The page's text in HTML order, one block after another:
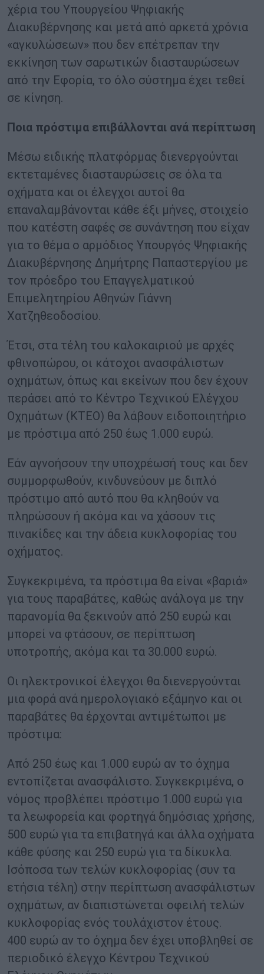
χέρια του Υπουργείου Ψηφιακής
Διακυβέρνησης και μετά από αρκετά χρόνια
«αγκυλώσεων» που δεν επέτρεπαν την
εκκίνηση των σαρωτικών διασταυρώσεων
από την Εφορία, το όλο σύστημα έχει τεθεί
σε κίνηση.
Ποια πρόστιμα επιβάλλονται ανά περίπτωση
Μέσω ειδικής πλατφόρμας διενεργούνται
εκτεταμένες διασταυρώσεις σε όλα τα
οχήματα και οι έλεγχοι αυτοί θα
επαναλαμβάνονται κάθε έξι μήνες, στοιχείο
που κατέστη σαφές σε συνάντηση που είχαν
για το θέμα ο αρμόδιος Υπουργός Ψηφιακής
Διακυβέρνησης Δημήτρης Παπαστεργίου με
τον πρόεδρο του Επαγγελματικού
Επιμελητηρίου Αθηνών Γιάννη
Χατζηθεοδοσίου.
Έτσι, στα τέλη του καλοκαιριού με αρχές
φθινοπώρου, οι κάτοχοι ανασφάλιστων
οχημάτων, όπως και εκείνων που δεν έχουν
περάσει από το Κέντρο Τεχνικού Ελέγχου
Οχημάτων (ΚΤΕΟ) θα λάβουν ειδοποιητήριο
με πρόστιμα από 250 έως 1.000 ευρώ.
Εάν αγνοήσουν την υποχρέωσή τους και δεν
συμμορφωθούν, κινδυνεύουν με διπλό
πρόστιμο από αυτό που θα κληθούν να
πληρώσουν ή ακόμα και να χάσουν τις
πινακίδες και την άδεια κυκλοφορίας του
οχήματος.
Συγκεκριμένα, τα πρόστιμα θα είναι «βαριά»
για τους παραβάτες, καθώς ανάλογα με την
παρανομία θα ξεκινούν από 250 ευρώ και
μπορεί να φτάσουν, σε περίπτωση
υποτροπής, ακόμα και τα 30.000 ευρώ.
Οι ηλεκτρονικοί έλεγχοι θα διενεργούνται
μια φορά ανά ημερολογιακό εξάμηνο και οι
παραβάτες θα έρχονται αντιμέτωποι με
πρόστιμα:
Από 250 έως και 1.000 ευρώ αν το όχημα
εντοπίζεται ανασφάλιστο. Συγκεκριμένα, ο
νόμος προβλέπει πρόστιμο 1.000 ευρώ για
τα λεωφορεία και φορτηγά δημόσιας χρήσης,
500 ευρώ για τα επιβατηγά και άλλα οχήματα
κάθε φύσης και 250 ευρώ για τα δίκυκλα.
Ισόποσα των τελών κυκλοφορίας (συν τα
ετήσια τέλη) στην περίπτωση ανασφάλιστων
οχημάτων, αν διαπιστώνεται οφειλή τελών
κυκλοφορίας ενός τουλάχιστον έτους.
400 ευρώ αν το όχημα δεν έχει υποβληθεί σε
περιοδικό έλεγχο Κέντρου Τεχνικού